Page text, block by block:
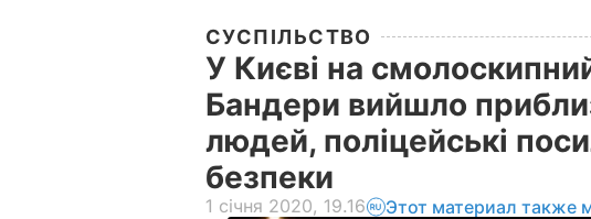
СУСПІЛЬСТВО
У Києві на
Бандери вийшло
людей, поліцейські
безпеки
1 січня 2020, 19.16 Этот материал также